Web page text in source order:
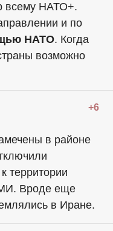
всему НАТО+.
и по
НАТО. Когда
возможно
+6
в районе
территории
Вроде еще
в Иране.